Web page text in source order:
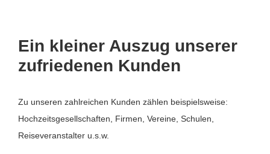
Ein kleiner Auszug unserer
zufriedenen Kunden
Zu unseren zahlreichen Kunden zählen beispielsweise:
Hochzeitsgesellschaften, Firmen, Vereine, Schulen,
Reiseveranstalter u.s.w.